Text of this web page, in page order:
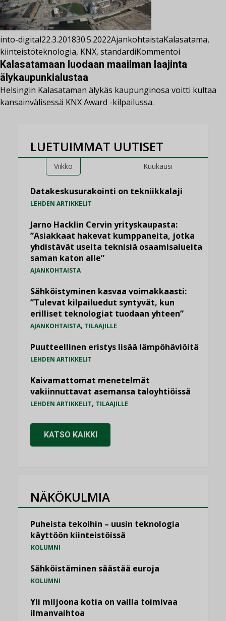
into-digital22.3.201830.5.2022AjankohtaistaKalasatama,
kiinteistöteknologia, KNX, standardiKommentoi
Kalasatamaan luodaan maailman laajinta
älykaupunkialustaa
Helsingin Kalasataman älykäs kaupunginosa voitti kultaa
kansainvälisessä KNX Award -kilpailussa.
LUETUIMMAT UUTISET
Viikko Kuukausi
Datakeskusurakointi on tekniikkalaji
LEHDEN ARTIKKELIT
Jarno Hacklin Cervin yrityskaupasta:
”Asiakkaat hakevat kumppaneita, jotka
yhdistävät useita teknisiä osaamisalueita
saman katon alle”
AJANKOHTAISTA
Sähköistyminen kasvaa voimakkaasti:
”Tulevat kilpailuedut syntyvät, kun
erilliset teknologiat tuodaan yhteen”
AJANKOHTAISTA, TILAAJILLE
Puutteellinen eristys lisää lämpöhäviöitä
LEHDEN ARTIKKELIT
Kaivamattomat menetelmät
vakiinnuttavat asemansa taloyhtiöissä
LEHDEN ARTIKKELIT, TILAAJILLE
KATSO KAIKKI
NÄKÖKULMIA
Puheista tekoihin – uusin teknologia
käyttöön kiinteistöissä
KOLUMNI
Sähköistäminen säästää euroja
KOLUMNI
Yli miljoona kotia on vailla toimivaa
ilmanvaihtoa